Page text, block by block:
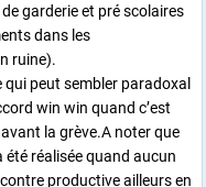
garderie et pré scolaires
dans les
ruine).
peut sembler paradoxal
win win quand c’est
la grève.A noter que
réalisée quand aucun
productive ailleurs en